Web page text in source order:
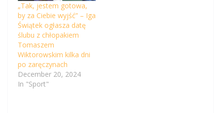
„Tak, jestem gotowa,
by za Ciebie wyjść” – Iga
Świątek ogłasza datę
ślubu z chłopakiem
Tomaszem
Wiktorowskim kilka dni
po zaręczynach
December 20, 2024
In "Sport"